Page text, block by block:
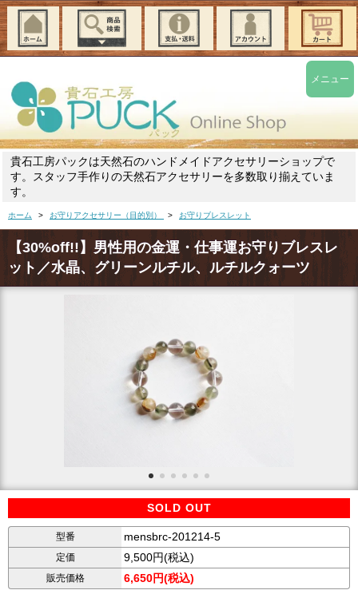
貴石工房パックは天然石のハンドメイドアクセサリーショップで
す。スタッフ手作りの天然石アクセサリーを多数取り揃えていま
す。
ホーム > お守りアクセサリー（目的別） > お守りブレスレット
【30%off!!】男性用の金運・仕事運お守りブレスレ
ット／水晶、グリーンルチル、ルチルクォーツ
SOLD OUT
型番 mensbrc-201214-5
定価 9,500円(税込)
販売価格 6,650円(税込)
メニュー